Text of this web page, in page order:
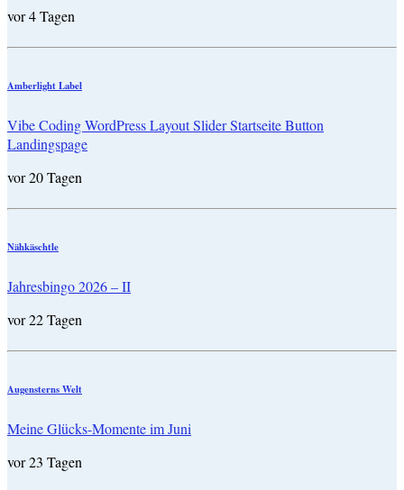
vor 4 Tagen
Amberlight Label
Vibe Coding WordPress Layout Slider Startseite Button
Landingspage
vor 20 Tagen
Nähkäschtle
Jahresbingo 2026 – II
vor 22 Tagen
Augensterns Welt
Meine Glücks-Momente im Juni
vor 23 Tagen